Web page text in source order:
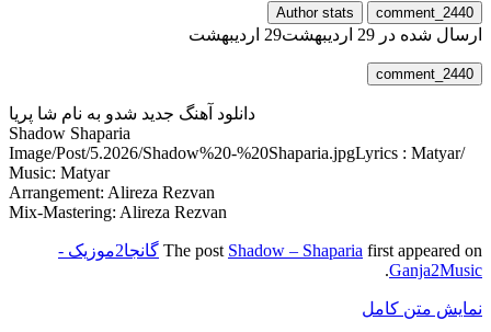
comment_2440
Author stats
ارسال شده در 29 اردیبهشت 29 اردیبهشت
comment_2440
دانلود آهنگ جدید شدو به نام شا پریا
Shadow Shaparia
/Image/Post/5.2026/Shadow%20-%20Shaparia.jpg
Lyrics : Matyar
Music: Matyar
Arrangement: Alireza Rezvan
Mix-Mastering: Alireza Rezvan
The post Shadow – Shaparia first appeared on
گانجا2موزیک -
Ganja2Music
.
نمایش متن کامل